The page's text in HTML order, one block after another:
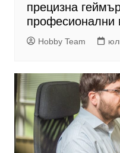
прецизна
професионални
Hobby Team